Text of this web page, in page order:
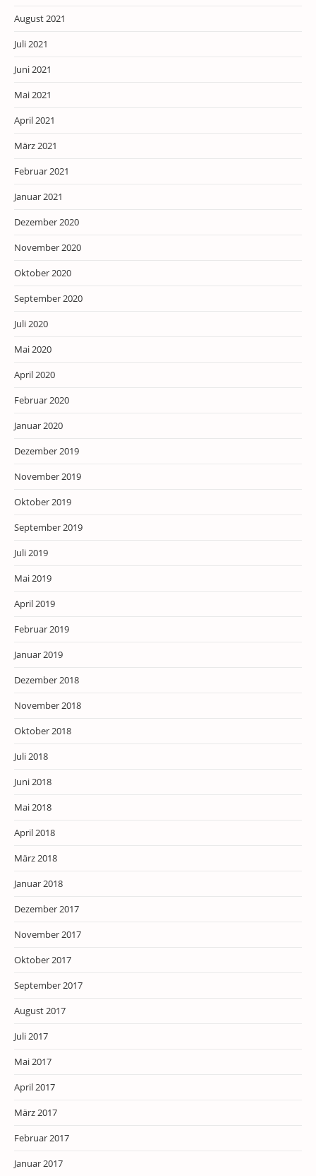
August 2021
Juli 2021
Juni 2021
Mai 2021
April 2021
März 2021
Februar 2021
Januar 2021
Dezember 2020
November 2020
Oktober 2020
September 2020
Juli 2020
Mai 2020
April 2020
Februar 2020
Januar 2020
Dezember 2019
November 2019
Oktober 2019
September 2019
Juli 2019
Mai 2019
April 2019
Februar 2019
Januar 2019
Dezember 2018
November 2018
Oktober 2018
Juli 2018
Juni 2018
Mai 2018
April 2018
März 2018
Januar 2018
Dezember 2017
November 2017
Oktober 2017
September 2017
August 2017
Juli 2017
Mai 2017
April 2017
März 2017
Februar 2017
Januar 2017